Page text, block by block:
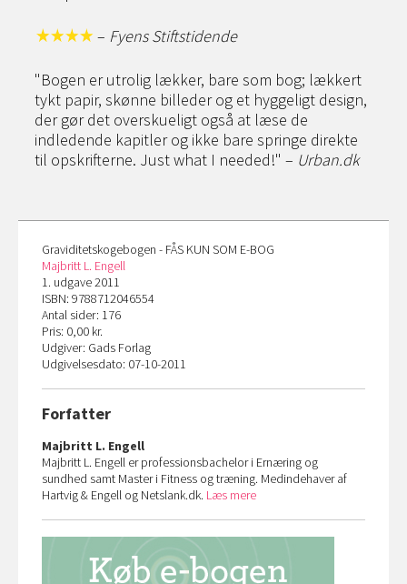
– Fyens Stiftstidende
"Bogen er utrolig lækker, bare som bog; lækkert
tykt papir, skønne billeder og et hyggeligt design,
der gør det overskueligt også at læse de
indledende kapitler og ikke bare springe direkte
til opskrifterne. Just what I needed!" – Urban.dk
Graviditetskogebogen - FÅS KUN SOM E-BOG
Majbritt L. Engell
1. udgave 2011
ISBN: 9788712046554
Antal sider: 176
Pris: 0,00 kr.
Udgiver: Gads Forlag
Udgivelsesdato: 07-10-2011
Forfatter
Majbritt L. Engell
Majbritt L. Engell er professionsbachelor i Ernæring og
sundhed samt Master i Fitness og træning. Medindehaver af
Hartvig & Engell og Netslank.dk. Læs mere